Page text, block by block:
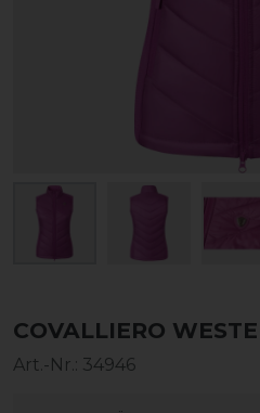
COVALLIERO
Art.-Nr.: 34946